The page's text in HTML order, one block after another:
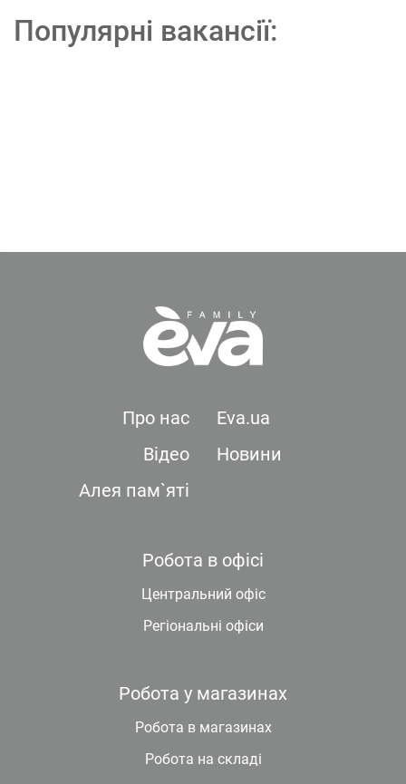
Популярні вакансії:
Про нас
Eva.ua
Відео
Новини
Алея пам`яті
Робота в офісі
Центральний офіс
Регіональні офіси
Робота у магазинах
Робота в магазинах
Робота на складі